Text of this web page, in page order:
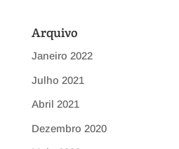
Arquivo
Janeiro 2022
Julho 2021
Abril 2021
Dezembro 2020